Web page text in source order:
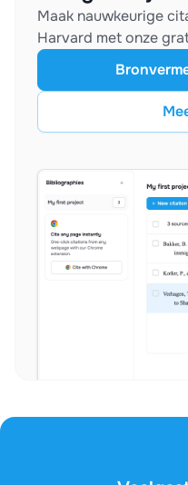
Maak nauwkeurige
Harvard met onze